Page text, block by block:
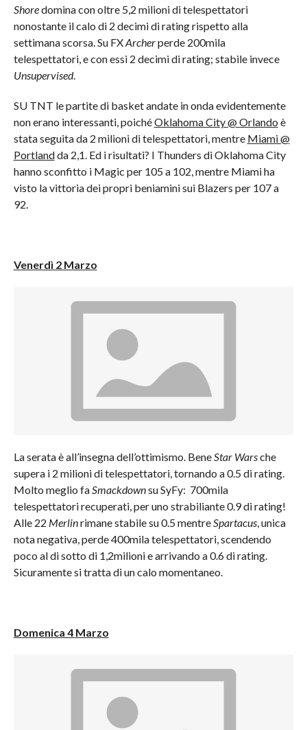
Shoredomina con oltre 5,2 milioni di telespettatori
nonostante il calo di 2 decimi di rating rispetto alla
settimana scorsa. Su FXArcherperde 200mila
telespettatori, e con essi 2 decimi di rating; stabile invece
Unsupervised.
SU TNT le partite di basket andate in onda evidentemente
non erano interessanti, poichéOklahoma City @ Orlando è
stata seguita da 2 milioni di telespettatori, mentre Miami @
Portlandda 2,1. Ed i risultati? I Thunders di Oklahoma City
hanno sconfitto i Magic per 105 a 102, mentre Miami ha
visto la vittoria dei propri beniamini sui Blazers per 107 a
92.
Venerdì 2 Marzo
La serata è all’insegna dell’ottimismo. BeneStar Warsche
supera i 2 milioni di telespettatori, tornando a 0.5 di rating.
Molto meglio faSmackdownsu SyFy: 700mila
telespettatori recuperati, per uno strabiliante 0.9 di rating!
Alle 22 Merlinrimane stabile su 0.5 mentreSpartacus, unica
nota negativa, perde 400mila telespettatori, scendendo
poco al di sotto di 1,2milioni e arrivando a 0.6 di rating.
Sicuramente si tratta di un calo momentaneo.
Domenica 4 Marzo